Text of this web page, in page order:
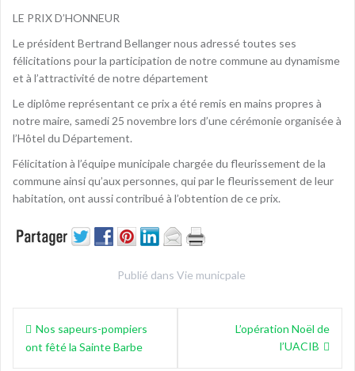
LE PRIX D’HONNEUR
Le président Bertrand Bellanger nous adressé toutes ses
félicitations pour la participation de notre commune au dynamisme
et à l’attractivité de notre département
Le diplôme représentant ce prix a été remis en mains propres à
notre maire, samedi 25 novembre lors d’une cérémonie organisée à
l’Hôtel du Département.
Félicitation à l’équipe municipale chargée du fleurissement de la
commune ainsi qu’aux personnes, qui par le fleurissement de leur
habitation, ont aussi contribué à l’obtention de ce prix.
Publié dans Vie municpale
Navigation
de Nos sapeurs-pompiers
ont fêté la Sainte Barbe
L’opération Noël de
l’UACIB